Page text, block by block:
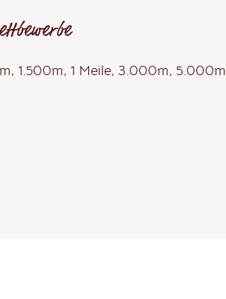
1.500m, 1 Meile, 3.000m, 5.000m